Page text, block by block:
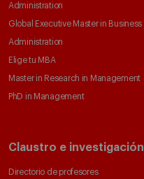
Administration
Global Executive Master in Business
Administration
Elige tu MBA
Master in Research in Management
PhD in Management
Claustro e investigación
Directorio de profesores